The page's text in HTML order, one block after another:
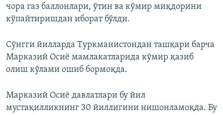
чора газ баллонлари, ўтин ва кўмир миқдорини
кўпайтиришдан иборат бўлди.
Сўнгги йилларда Туркманистондан ташқари барча
Марказий Осиё мамлакатларида кўмир қазиб
олиш кўлами ошиб бормоқда.
Марказий Осиё давлатлари бу йил
мустақилликнинг 30 йиллигини нишонламоқда. Бу